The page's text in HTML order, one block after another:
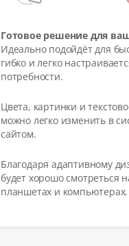
Готовое решение для
Идеально подойдёт для
гибко и легко
потребности.
Цвета, картинки и
можно легко изменить в
сайтом.
Благодаря адаптивному
будет хорошо смотреться
планшетах и компьютерах.